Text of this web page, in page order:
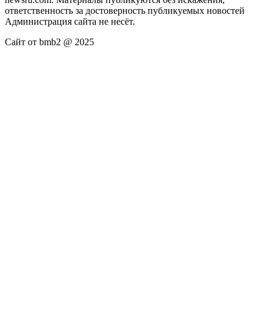
ответственность за достоверность публикуемых новостей
Администрация сайта не несёт.
Сайт от bmb2 @ 2025